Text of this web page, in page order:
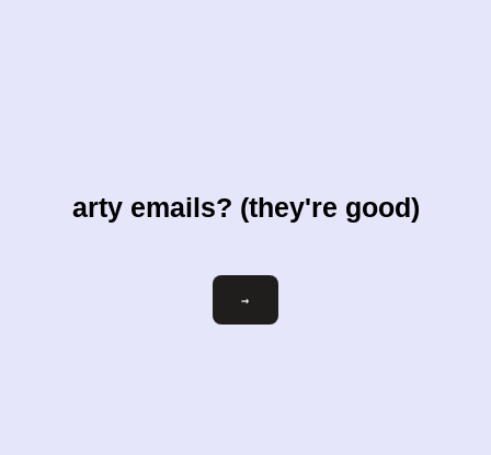
arty emails? (they're good)
votre-
→